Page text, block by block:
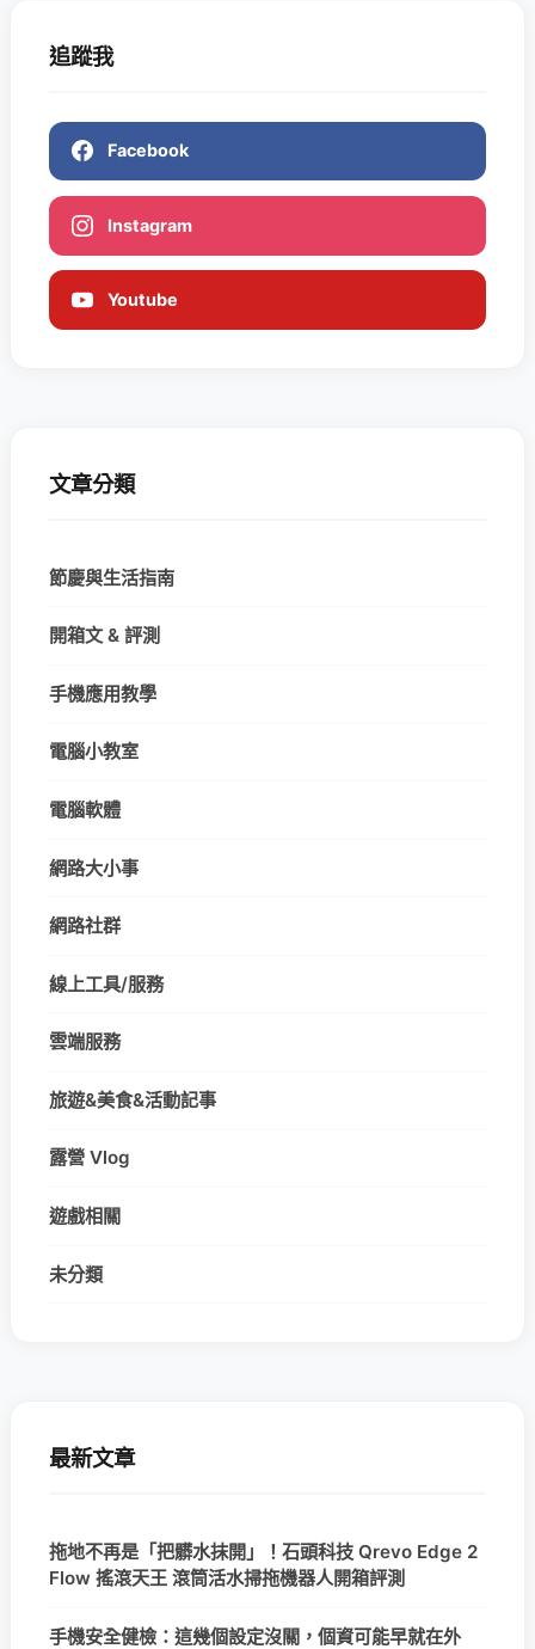
追蹤我
Facebook
Instagram
Youtube
文章分類
節慶與生活指南
開箱文 & 評測
手機應用教學
電腦小教室
電腦軟體
網路大小事
網路社群
線上工具/服務
雲端服務
旅遊&美食&活動記事
露營 Vlog
遊戲相關
未分類
最新文章
拖地不再是「把髒水抹開」！石頭科技 Qrevo Edge 2
Flow 搖滾天王 滾筒活水掃拖機器人開箱評測
手機安全健檢：這幾個設定沒關，個資可能早就在外